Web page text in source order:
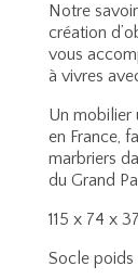
Notre
création
vous
à vivres
Un mobilier
en France,
marbriers
du Grand
115 x 74 x
Socle poids